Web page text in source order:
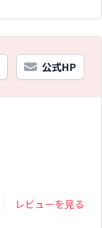
公式HP
レビューを見る